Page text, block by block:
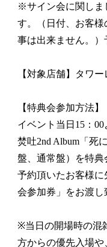
※サイン会に関しま
す。（日付、お客
事は出来ません。）
【対象店舗】タワ
【特典会参加方法】
イベント当日15：
焚吐2nd Album「死
盤、通常盤）を特
予約頂いたお客様
会参加券」をお渡し
※当日の開場時の混
方からの優先入場